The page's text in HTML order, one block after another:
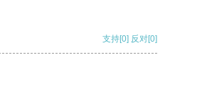
支持[0] 反对[0]